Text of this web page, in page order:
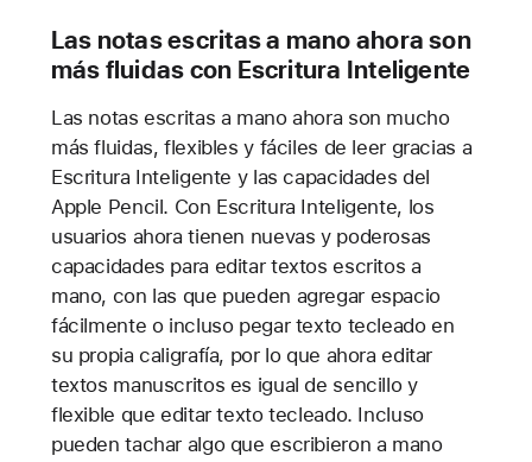
Las notas escritas a mano ahora son
más fluidas con Escritura Inteligente
Las notas escritas a mano ahora son mucho
más fluidas, flexibles y fáciles de leer gracias a
Escritura Inteligente y las capacidades del
Apple Pencil. Con Escritura Inteligente, los
usuarios ahora tienen nuevas y poderosas
capacidades para editar textos escritos a
mano, con las que pueden agregar espacio
fácilmente o incluso pegar texto tecleado en
su propia caligrafía, por lo que ahora editar
textos manuscritos es igual de sencillo y
flexible que editar texto tecleado. Incluso
pueden tachar algo que escribieron a mano